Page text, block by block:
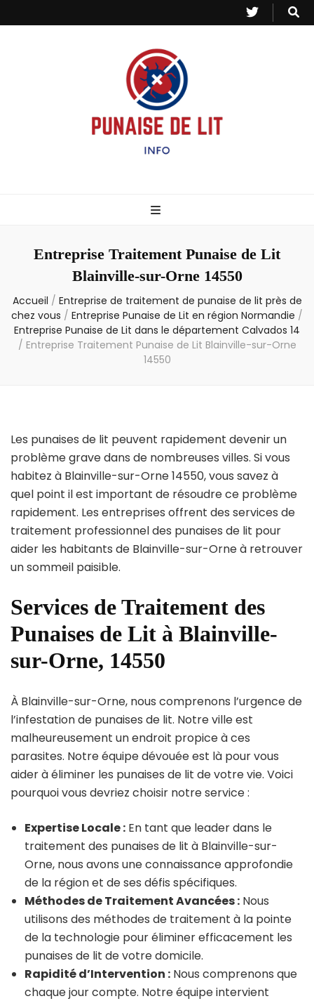
– Info
Entreprise Traitement Punaise de Lit
Blainville-sur-Orne 14550
Accueil / Entreprise de traitement de punaise de lit près de
chez vous / Entreprise Punaise de Lit en région Normandie /
Entreprise Punaise de Lit dans le département Calvados 14
/ Entreprise Traitement Punaise de Lit Blainville-sur-Orne
14550
Les punaises de lit peuvent rapidement devenir un
problème grave dans de nombreuses villes. Si vous
habitez à Blainville-sur-Orne 14550, vous savez à
quel point il est important de résoudre ce problème
rapidement. Les entreprises offrent des services de
traitement professionnel des punaises de lit pour
aider les habitants de Blainville-sur-Orne à retrouver
un sommeil paisible.
Services de Traitement des
Punaises de Lit à Blainville-
sur-Orne, 14550
À Blainville-sur-Orne, nous comprenons l’urgence de
l’infestation de punaises de lit. Notre ville est
malheureusement un endroit propice à ces
parasites. Notre équipe dévouée est là pour vous
aider à éliminer les punaises de lit de votre vie. Voici
pourquoi vous devriez choisir notre service :
Expertise Locale : En tant que leader dans le
traitement des punaises de lit à Blainville-sur-
Orne, nous avons une connaissance approfondie
de la région et de ses défis spécifiques.
Méthodes de Traitement Avancées : Nous
utilisons des méthodes de traitement à la pointe
de la technologie pour éliminer efficacement les
punaises de lit de votre domicile.
Rapidité d’Intervention : Nous comprenons que
chaque jour compte. Notre équipe intervient